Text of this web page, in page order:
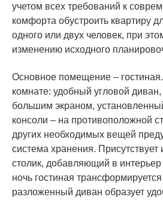
учетом всех требований к
комфорта обустроить квартиру
одного или двух человек, при
изменению исходного
Основное помещение –
комнате: удобный угловой диван,
большим экраном,
консоли – на противоположной
других необходимых вещей
система хранения.
столик, добавляющий в
ночь гостиная
разложенный диван образует